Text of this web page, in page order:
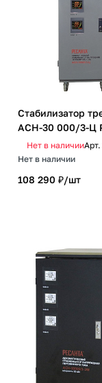
Стабилизатор
АСН-30 000/3-Ц
Нет в наличииАрт.
Нет в наличии
108 290 ₽/шт